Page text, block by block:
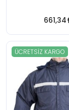
661,34
ÜCRETSIZ KARGO